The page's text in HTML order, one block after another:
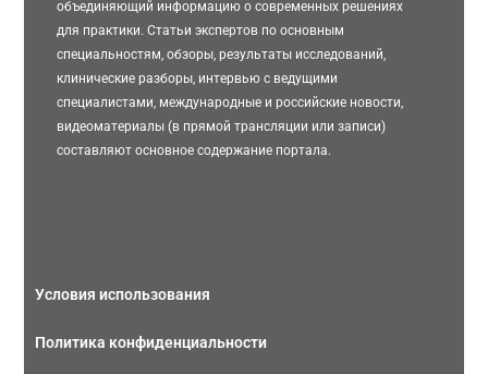
объединяющий информацию о современных решениях
для практики. Статьи экспертов по основным
специальностям, обзоры, результаты исследований,
клинические разборы, интервью с ведущими
специалистами, международные и российские новости,
видеоматериалы (в прямой трансляции или записи)
составляют основное содержание портала.
Условия использования
Политика конфиденциальности